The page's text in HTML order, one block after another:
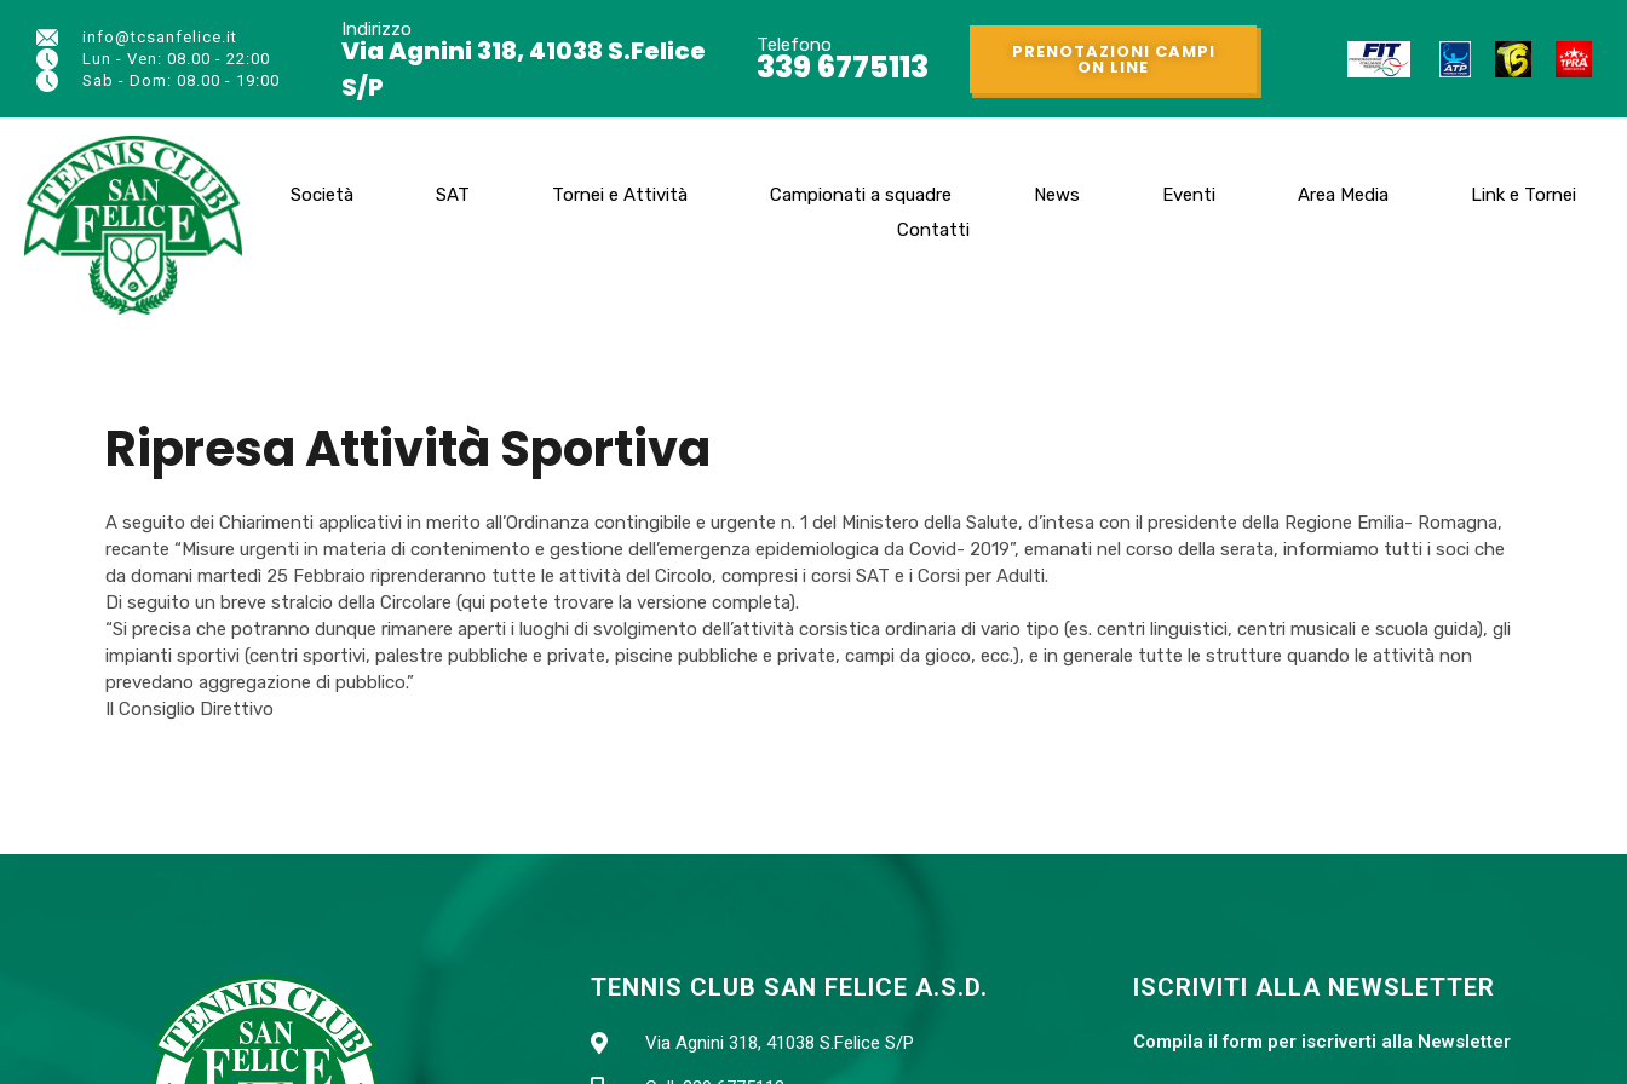
info@tcsanfelice.it
Lun - Ven: 08.00 - 22:00
Sab - Dom: 08.00 - 19:00
Indirizzo
Via Agnini 318, 41038 S.Felice
S/P
Telefono
339 6775113 PRENOTAZIONI CAMPI
ON LINE
Società SAT Tornei e Attività Campionati a squadre News Eventi Area Media
Link e Tornei
Contatti
Ripresa Attività Sportiva
A seguito dei Chiarimenti applicativi in merito all’Ordinanza contingibile e urgente n. 1 del Ministero della Salute, d’intesa con il presidente della Regione Emilia- Romagna,
recante “Misure urgenti in materia di contenimento e gestione dell’emergenza epidemiologica da Covid- 2019”, emanati nel corso della serata, informiamo tutti i soci che
da domani martedì 25 Febbraio riprenderanno tutte le attività del Circolo, compresi i corsi SAT e i Corsi per Adulti.
Di seguito un breve stralcio della Circolare (qui potete trovare la versione completa).
“Si precisa che potranno dunque rimanere aperti i luoghi di svolgimento dell’attività corsistica ordinaria di vario tipo (es. centri linguistici, centri musicali e scuola guida), gli
impianti sportivi (centri sportivi, palestre pubbliche e private, piscine pubbliche e private, campi da gioco, ecc.), e in generale tutte le strutture quando le attività non
prevedano aggregazione di pubblico.”
Il Consiglio Direttivo
TENNIS CLUB SAN FELICE A.S.D.
Via Agnini 318, 41038 S.Felice S/P
ISCRIVITI ALLA NEWSLETTER
Compila il form per iscriverti alla Newsletter